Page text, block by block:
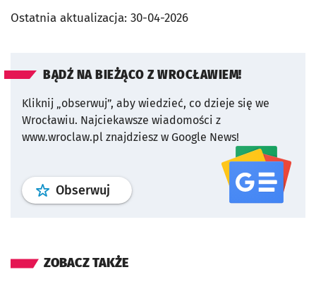
Ostatnia aktualizacja: 30-04-2026
BĄDŹ NA BIEŻĄCO Z WROCŁAWIEM!
Kliknij „obserwuj”, aby wiedzieć, co dzieje się we
Wrocławiu. Najciekawsze wiadomości z
www.wroclaw.pl znajdziesz w Google News!
Obserwuj profil serwisu
ZOBACZ TAKŻE